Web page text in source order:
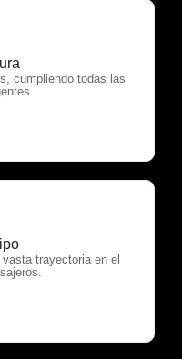
cumpliendo todas las
trayectoria en el